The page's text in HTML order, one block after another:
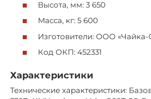
Высота, мм: 3 650
Масса, кг: 5 600
Изготовители: ООО «Чайка-
Код ОКП: 452331
Характеристики
Технические характеристики: